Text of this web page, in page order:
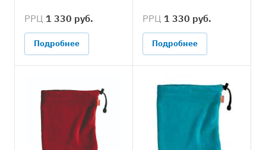
РРЦ 1 330 руб.
Подробнее
РРЦ 1 330 руб.
Подробнее